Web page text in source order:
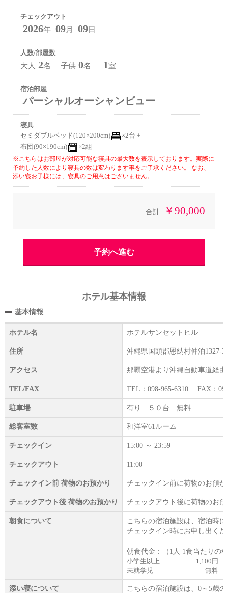
チェックアウト
2026年 09月 09日
人数/部屋数
大人 2名 子供 0名 1室
宿泊部屋
パーシャルオーシャンビュー
寝具
セミダブルベッド(120×200cm)
×2台 +
布団(90×190cm)
×2組
※こちらはお部屋が対応可能な寝具の最大数を表示しております。実際に
予約した人数により寝具の数は変わります事をご了承ください。 なお、
添い寝お子様には、寝具のご用意はございません。
合計 ￥90,000
ホテル基本情報
基本情報
ホテル名 ホテルサンセットヒル
住所 沖縄県国頭郡恩納村仲泊1327-3
アクセス 那覇空港より沖縄自動車道経
TEL/FAX TEL：098-965-6310 FAX：
駐車場 有り ５０台 無料
総客室数 和洋室61ルーム
チェックイン 15:00 ～ 23:59
チェックアウト 11:00
チェックイン前 荷物のお預かり チェックイン前に荷物のお預
チェックアウト後 荷物のお預かり チェックアウト後に荷物のお
朝食について
こちらの宿泊施設は、宿泊時
チェックイン時にお申し出く
朝食代金：（1人 1食当たりの
小学生以上
1,100円
未就学児
無料
添い寝について
こちらの宿泊施設は、0～5歳